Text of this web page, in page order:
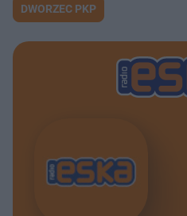
DWORZEC PKP